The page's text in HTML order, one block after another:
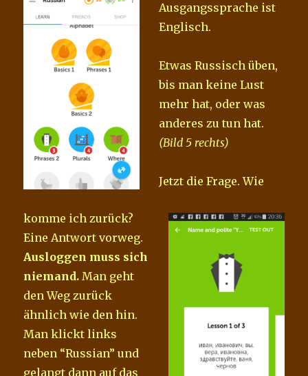
Ausgangssprache ist
Englisch.
Etwas Russisch üben,
bis man keine Lust
mehr hat, oder was
anderes zu tun hat.
(Bild 5 rechts)
Jetzt die Frage. Wie
komme ich zurück?
EineAntwort vorweg.
Ausloggen muss sich
niemand. Man geht
den Weg zurück
ähnlich wie den hin.
Man klickt links
neben “Russian” und
gelangt dann auf das